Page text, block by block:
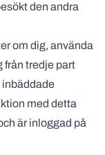
den andra
om dig, använda
från tredje part
med detta
är inloggad på